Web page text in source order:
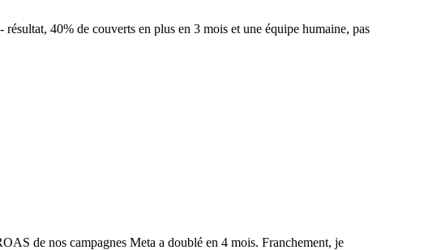
40% de couverts en plus en 3 mois et une équipe humaine, pas
de nos campagnes Meta a doublé en 4 mois. Franchement, je